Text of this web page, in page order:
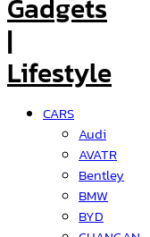
CARS
Audi
AVATR
Bentley
BMW
BYD